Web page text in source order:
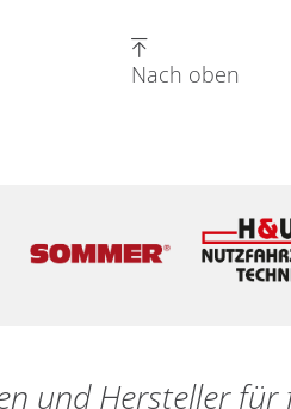
Nach oben
und Hersteller für